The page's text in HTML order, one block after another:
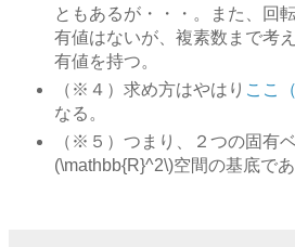
ともあるが・・・。また、回
有値はないが、複素数まで考
有値を持つ。
（※４）求め方はやはり ここ
なる。
（※５）つまり、２つの固有
(\mathbb{R}^2\)空間の基底で